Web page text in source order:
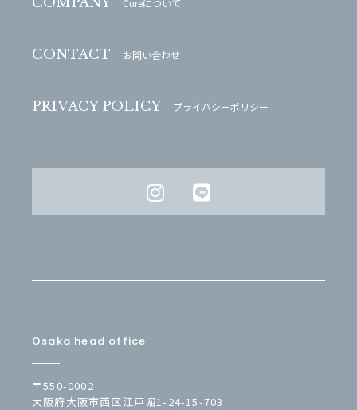
Osaka head office
〒550-0002
大阪府大阪市西区江戸堀1-24-15-703
Cureについて
CONTACT お問い合わせ
PRIVACY POLICY プライバシーポリシー